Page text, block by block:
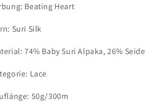
/
Silk
/
Beating Heart
Suri Silk
74% Baby Suri Alpaka, 26% Seide
Lace
50g/300m